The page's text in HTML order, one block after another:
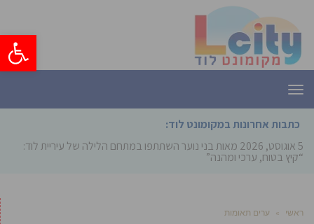
פתח
תפריט
כתבות אחרונות במקומונט לוד:
5 אוגוסט, 2026
מאות בני נוער השתתפו במתחם הלילה של עיריית לוד:
“קיץ בטוח, ערכי ומהנה”
ראשי » ערים תאומות